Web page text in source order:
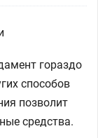
гораздо
способов
позволит
средства.